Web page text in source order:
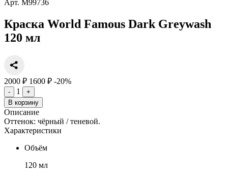
Арт. М99736
Краска World Famous Dark Greywash
120 мл
2000 ₽ 1600 ₽ -20%
- 1
+
В корзину
Описание
Оттенок: чёрный / теневой.
Характеристики
Объём
120 мл